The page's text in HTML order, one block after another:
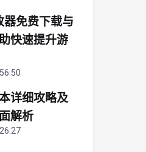
器免费下载与
快速提升游
详细攻略及
解析